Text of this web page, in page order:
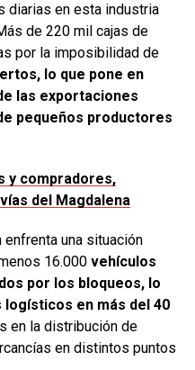
diarias en esta industria
de 220 mil cajas de
por la imposibilidad de
lo que pone en
las exportaciones
pequeños productores
y compradores,
del Magdalena
una situación
16.000 vehículos
por los bloqueos, lo
en más del 40
en la distribución de
en distintos puntos